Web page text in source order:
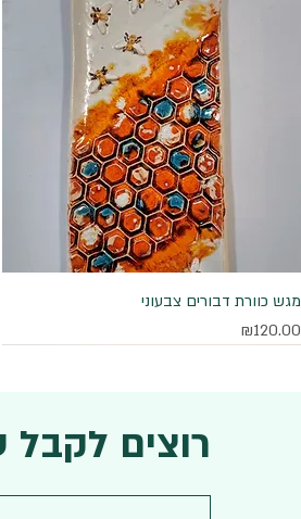
תצוגה מהירה
מגש כוורת דבורים צבעוני
מחיר
₪120.00
רוצים לקבל